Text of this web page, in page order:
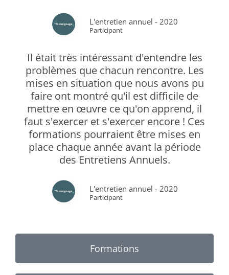
L'entretien annuel - 2020
Participant
Il était très intéressant d'entendre les
problèmes que chacun rencontre. Les
mises en situation que nous avons pu
faire ont montré qu'il est difficile de
mettre en œuvre ce qu'on apprend, il
faut s'exercer et s'exercer encore ! Ces
formations pourraient être mises en
place chaque année avant la période
des Entretiens Annuels.
L'entretien annuel - 2020
Participant
Formations